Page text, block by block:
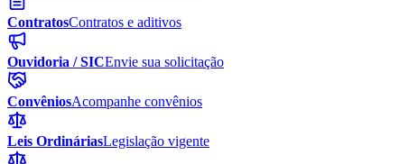
ContratosContratos e aditivos
Ouvidoria / SICEnvie sua solicitação
ConvêniosAcompanhe convênios
Leis OrdináriasLegislação vigente